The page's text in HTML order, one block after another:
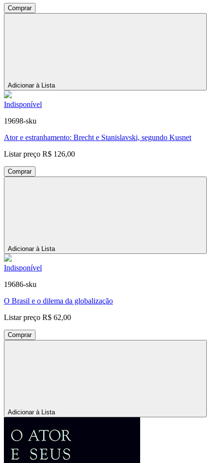
Comprar
Adicionar à Lista
Indisponível
19698-sku
Ator e estranhamento: Brecht e Stanislavski, segundo Kusnet
Listar preço R$ 126,00
Comprar
Adicionar à Lista
Indisponível
19686-sku
O Brasil e o dilema da globalização
Listar preço R$ 62,00
Comprar
Adicionar à Lista